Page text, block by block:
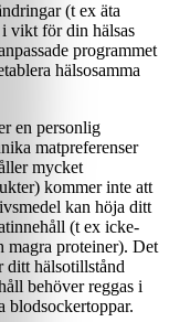
(t ex äta
i vikt för din hälsas
programmet
hälsosamma
en personlig
matpreferenser
mycket
kommer inte att
kan höja ditt
(t ex icke-
magra proteiner). Det
ditt hälsotillstånd
behöver reggas i
blodsockertoppar.